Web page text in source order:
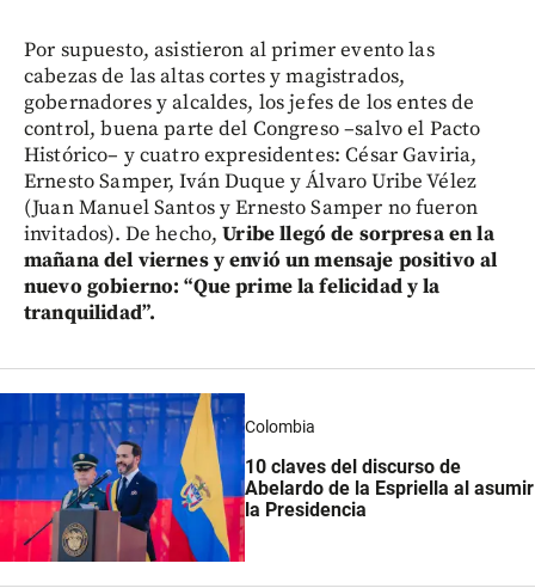
Por supuesto, asistieron al primer evento las
cabezas de las altas cortes y magistrados,
gobernadores y alcaldes, los jefes de los entes de
control, buena parte del Congreso –salvo el Pacto
Histórico– y cuatro expresidentes: César Gaviria,
Ernesto Samper, Iván Duque y Álvaro Uribe Vélez
(Juan Manuel Santos y Ernesto Samper no fueron
invitados). De hecho,Uribe llegó de sorpresa en la
mañana del viernes y envió un mensaje positivo al
nuevo gobierno: “Que prime la felicidad y la
tranquilidad”.
Colombia
10 claves del discurso de
Abelardo de la Espriella al asumir
la Presidencia